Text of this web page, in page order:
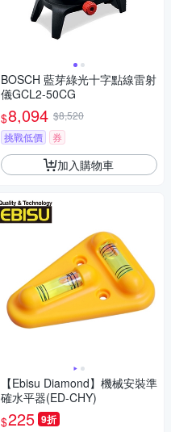
BOSCH 藍芽綠光十字點線雷射
儀GCL2-50CG
$8,094 $8,520
挑戰低價
券
加入購物車
【Ebisu Diamond】機械安裝準
確水平器(ED-CHY)
$225 9折